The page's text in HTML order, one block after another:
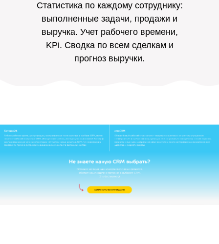
Статистика по каждому сотруднику:
выполненные задачи, продажи и
выручка. Учет рабочего времени,
KPi. Сводка по всем сделкам и
прогноз выручки.